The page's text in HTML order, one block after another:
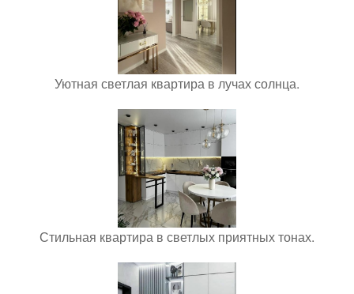
Уютная светлая квартира в лучах солнца.
Стильная квартира в светлых приятных тонах.